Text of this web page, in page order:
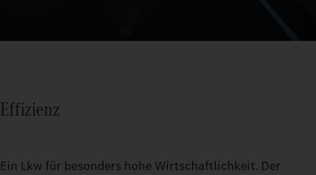
Effizienz
Ein Lkw für besonders hohe Wirtschaftlichkeit. Der